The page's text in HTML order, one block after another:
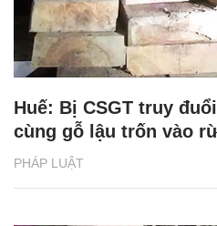
PHÁP LUẬT
Huế: Bị CSGT truy
cùng gỗ lậu trốn vào